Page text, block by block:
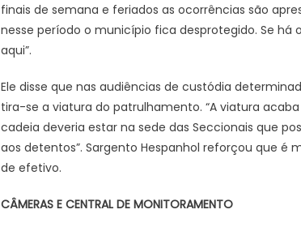
finais de semana e feriados as ocorrências são
nesse período o município fica desprotegido. Se
aqui”.
Ele disse que nas audiências de custódia
tira-se a viatura do patrulhamento. “A viatura
cadeia deveria estar na sede das Seccionais que
aos detentos”. Sargento Hespanhol reforçou que
de efetivo.
CÂMERAS E CENTRAL DE MONITORAMENTO